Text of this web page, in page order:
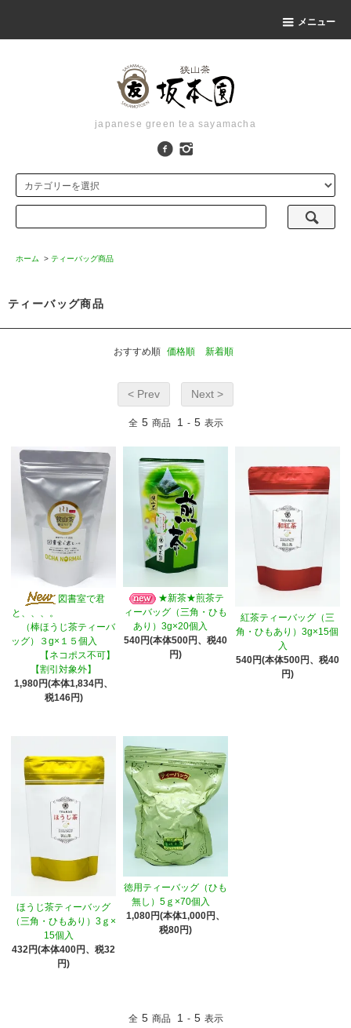
メニュー
japanese green tea sayamacha
ホーム > ティーバッグ商品
ティーバッグ商品
おすすめ順 価格順 新着順
< Prev Next >
全 5 商品 1 - 5 表示
図書室で君
と、、、。
（棒ほうじ茶ティーバ
ッグ）３g×１５個入
【ネコポス不可】
【割引対象外】
1,980円(本体1,834円、
税146円)
★新茶★煎茶テ
ィーバッグ（三角・ひも
あり）3g×20個入
540円(本体500円、税40
円)
紅茶ティーバッグ（三
角・ひもあり）3g×15個
入
540円(本体500円、税40
円)
ほうじ茶ティーバッグ
（三角・ひもあり）3ｇ×
15個入
432円(本体400円、税32
円)
徳用ティーバッグ（ひも
無し）5ｇ×70個入
1,080円(本体1,000円、
税80円)
全 5 商品 1 - 5 表示